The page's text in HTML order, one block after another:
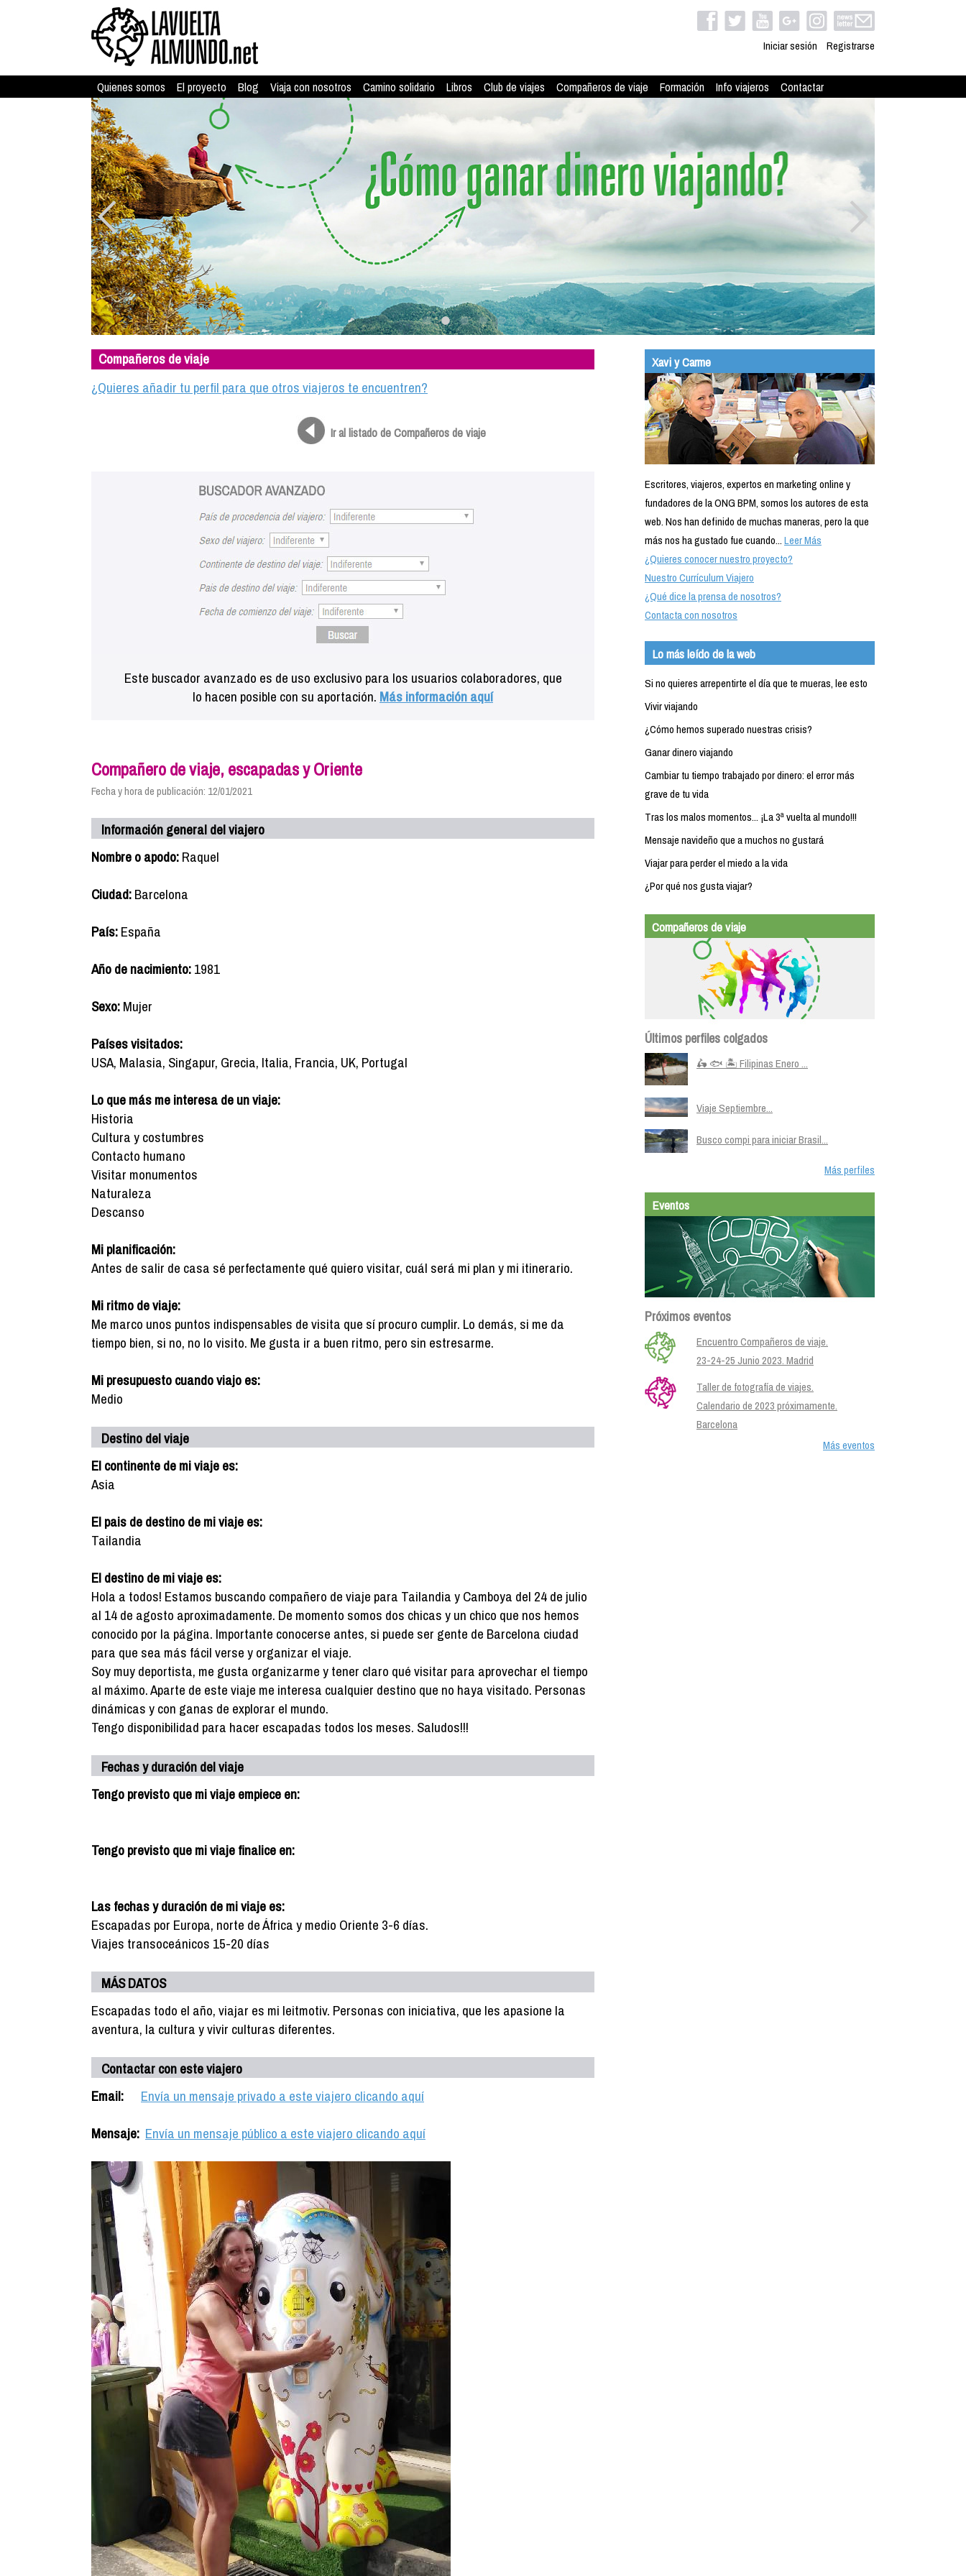
Iniciar sesión Registrarse
Quienes somos El proyecto Blog Viaja con nosotros Camino solidario Libros Club de viajes Compañeros de viaje Formación Info viajeros Contactar
Compañeros de viaje
¿Quieres añadir tu perfil para que otros viajeros te encuentren?
Ir al listado de Compañeros de viaje
Este buscador avanzado es de uso exclusivo para los usuarios colaboradores, que
lo hacen posible con su aportación. Más información aquí
Compañero de viaje, escapadas y Oriente
Fecha y hora de publicación: 12/01/2021
Información general del viajero
Nombre o apodo:Raquel
Ciudad:Barcelona
País:España
Año de nacimiento:1981
Sexo:Mujer
Países visitados:
USA, Malasia, Singapur, Grecia, Italia, Francia, UK, Portugal
Lo que más me interesa de un viaje:
Historia
Cultura y costumbres
Contacto humano
Visitar monumentos
Naturaleza
Descanso
Mi planificación:
Antes de salir de casa sé perfectamente qué quiero visitar, cuál será mi plan y mi itinerario.
Mi ritmo de viaje:
Me marco unos puntos indispensables de visita que sí procuro cumplir. Lo demás, si me da
tiempo bien, si no, no lo visito. Me gusta ir a buen ritmo, pero sin estresarme.
Mi presupuesto cuando viajo es:
Medio
Destino del viaje
El continente de mi viaje es:
Asia
El pais de destino de mi viaje es:
Tailandia
El destino de mi viaje es:
Hola a todos! Estamos buscando compañero de viaje para Tailandia y Camboya del 24 de julio
al 14 de agosto aproximadamente. De momento somos dos chicas y un chico que nos hemos
conocido por la página. Importante conocerse antes, si puede ser gente de Barcelona ciudad
para que sea más fácil verse y organizar el viaje.
Soy muy deportista, me gusta organizarme y tener claro qué visitar para aprovechar el tiempo
al máximo. Aparte de este viaje me interesa cualquier destino que no haya visitado. Personas
dinámicas y con ganas de explorar el mundo.
Tengo disponibilidad para hacer escapadas todos los meses. Saludos!!!
Fechas y duración del viaje
Tengo previsto que mi viaje empiece en:
Tengo previsto que mi viaje finalice en:
Las fechas y duración de mi viaje es:
Escapadas por Europa, norte de África y medio Oriente 3-6 días.
Viajes transoceánicos 15-20 días
MÁS DATOS
Escapadas todo el año, viajar es mi leitmotiv. Personas con iniciativa, que les apasione la
aventura, la cultura y vivir culturas diferentes.
Contactar con este viajero
Email:
Envía un mensaje privado a este viajero clicando aquí
Mensaje: Envía un mensaje público a este viajero clicando aquí
Xavi y Carme
Escritores, viajeros, expertos en marketing online y
fundadores de la ONG BPM, somos los autores de esta
web. Nos han definido de muchas maneras, pero la que
más nos ha gustado fue cuando...Leer Más
¿Quieres conocer nuestro proyecto?
Nuestro Currículum Viajero
¿Qué dice la prensa de nosotros?
Contacta con nosotros
Lo más leído de la web
Si no quieres arrepentirte el día que te mueras, lee esto
Vivir viajando
¿Cómo hemos superado nuestras crisis?
Ganar dinero viajando
Cambiar tu tiempo trabajado por dinero: el error más
grave de tu vida
Tras los malos momentos... ¡La 3ª vuelta al mundo!!!
Mensaje navideño que a muchos no gustará
Viajar para perder el miedo a la vida
¿Por qué nos gusta viajar?
Compañeros de viaje
Últimos perfiles colgados
🛵 🐟 🏝️ Filipinas Enero ...
Viaje Septiembre...
Busco compi para iniciar Brasil...
Más perfiles
Eventos
Próximos eventos
Encuentro Compañeros de viaje.
23-24-25 Junio 2023. Madrid
Taller de fotografía de viajes.
Calendario de 2023 próximamente.
Barcelona
Más eventos